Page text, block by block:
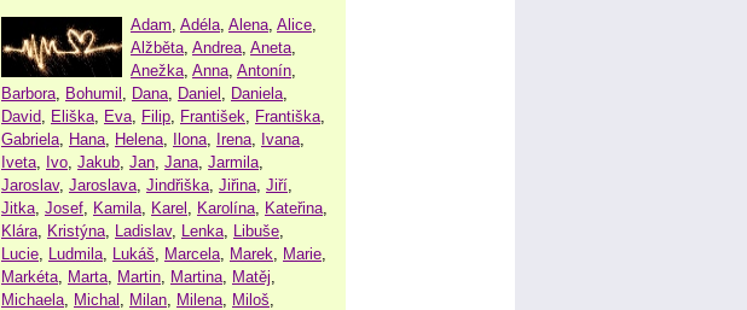
Adam Adéla Alena Alice
Alžběta Andrea Aneta
Anežka Anna Antonín
Barbora Bohumil Dana Daniel Daniela
David Eliška Eva Filip František Františka
Gabriela Hana Helena Ilona Irena Ivana
Iveta Ivo Jakub Jan Jana Jarmila
Jaroslav, Jaroslava Jindřiška Jiřina Jiří
Jitka Josef Kamila Karel Karolína Kateřina
Klára Kristýna Ladislav, Lenka Libuše
Lucie Ludmila Lukáš Marcela Marek Marie
Markéta Marta Martin Martina Matěj
Michaela Michal Milan Milena Miloš